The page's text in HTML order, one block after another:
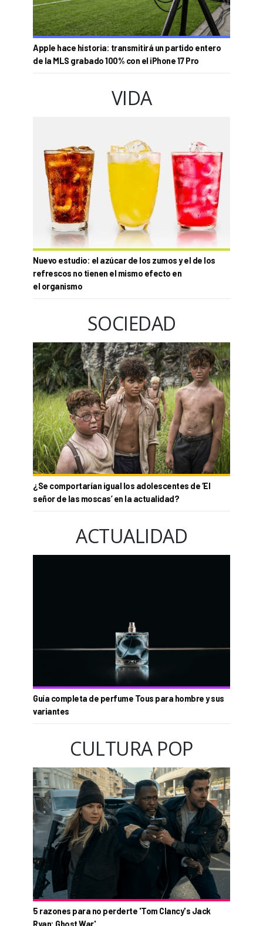
Apple hace historia: transmitirá un partido entero
de la MLS grabado 100% con el iPhone 17 Pro
VIDA
Nuevo estudio: el azúcar de los zumos y el de los
refrescos no tienen el mismo efecto en
el organismo
SOCIEDAD
¿Se comportarían igual los adolescentes de ‘El
señor de las moscas’ en la actualidad?
ACTUALIDAD
Guía completa de perfume Tous para hombre y sus
variantes
CULTURA POP
5 razones para no perderte 'Tom Clancy's Jack
Ryan: Ghost War'